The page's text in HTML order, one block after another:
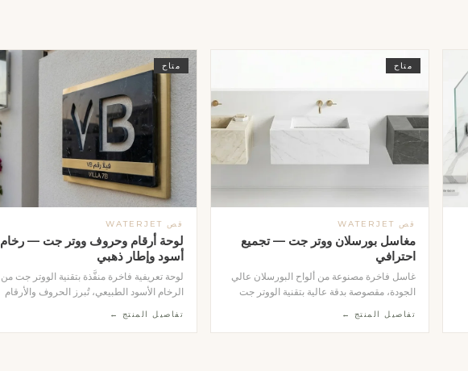
متاح
قص WATERJET
مغاسل بورسلان ووتر جت — تجميع
احترافي
غاسل فاخرة مصنوعة من ألواح البورسلان عالي
الجودة، مقصوصة بدقة عالية بتقنية الووتر جت
الأوجه. تتوفر بثلاثة ألوان: البيج الدافئ، الأبيض
تفاصيل المنتج ←
متاح
قص WATERJET
لوحة أرقام وحروف ووتر جت — رخام
أسود وإطار ذهبي
لوحة تعريفية فاخرة منفَّذة بتقنية الووتر جت من
الرخام الأسود الطبيعي، تُبرز الحروف والأرقام
بشكل مميز. تحيط بها إطار معدني ذهبي مصقول
تفاصيل المنتج ←